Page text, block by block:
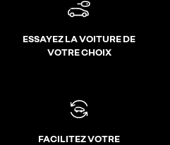
ESSAYEZ LA VOITURE DE
VOTRE CHOIX
FACILITEZ VOTRE